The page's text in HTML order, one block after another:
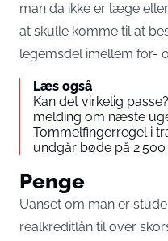
man da ikke er læge
at skulle komme til at
legemsdel imellem for-
Læs også
Kan det virkelig
melding om næste
Tommelfingerregel i
undgår bøde på
Penge
Uanset om man er
realkreditlån til over